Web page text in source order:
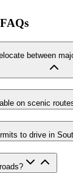
between
on scenic
to drive in